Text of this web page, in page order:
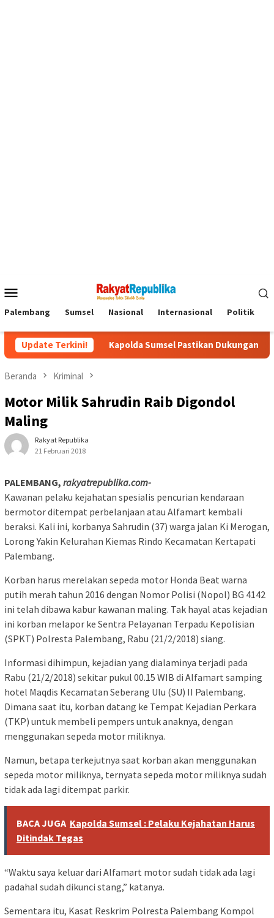
Mobile
Palembang Sumsel Nasional Internasional Politik
Update Terkini!
Kapolda Sumsel Pastikan Dukungan Penuh untuk
Beranda Kriminal
Motor Milik Sahrudin Raib Digondol
Maling
Rakyat Republika
21 Februari 2018
PALEMBANG, rakyatrepublika.com-
Kawanan pelaku kejahatan spesialis pencurian kendaraan
bermotor ditempat perbelanjaan atau Alfamart kembali
beraksi. Kali ini, korbanya Sahrudin (37) warga jalan Ki Merogan,
Lorong Yakin Kelurahan Kiemas Rindo Kecamatan Kertapati
Palembang.
Korban harus merelakan sepeda motor Honda Beat warna
putih merah tahun 2016 dengan Nomor Polisi (Nopol) BG 4142
ini telah dibawa kabur kawanan maling. Tak hayal atas kejadian
ini korban melapor ke Sentra Pelayanan Terpadu Kepolisian
(SPKT) Polresta Palembang, Rabu (21/2/2018) siang.
Informasi dihimpun, kejadian yang dialaminya terjadi pada
Rabu (21/2/2018) sekitar pukul 00.15 WIB di Alfamart samping
hotel Maqdis Kecamatan Seberang Ulu (SU) II Palembang.
Dimana saat itu, korban datang ke Tempat Kejadian Perkara
(TKP) untuk membeli pempers untuk anaknya, dengan
menggunakan sepeda motor miliknya.
Namun, betapa terkejutnya saat korban akan menggunakan
sepeda motor miliknya, ternyata sepeda motor miliknya sudah
tidak ada lagi ditempat parkir.
BACA JUGA Kapolda Sumsel : Pelaku Kejahatan Harus
Ditindak Tegas
“Waktu saya keluar dari Alfamart motor sudah tidak ada lagi
padahal sudah dikunci stang,” katanya.
Sementara itu, Kasat Reskrim Polresta Palembang Kompol